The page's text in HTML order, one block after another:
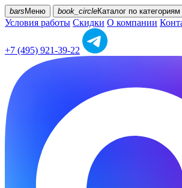
bars Меню book_circleКаталог по категориям
Условия работы Скидки О компании
+7 (495) 921-39-22